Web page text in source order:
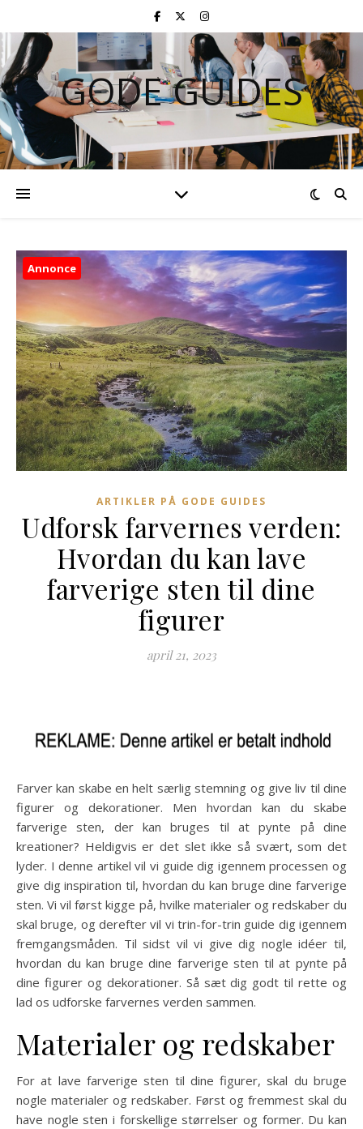
GODE GUIDES
Annonce
ARTIKLER PÅ GODE GUIDES
Udforsk farvernes verden:
Hvordan du kan lave
farverige sten til dine
figurer
april 21, 2023
Farver kan skabe en helt særlig stemning og give liv til dine
figurer og dekorationer. Men hvordan kan du skabe
farverige sten, der kan bruges til at pynte på dine
kreationer? Heldigvis er det slet ikke så svært, som det
lyder. I denne artikel vil vi guide dig igennem processen og
give dig inspiration til, hvordan du kan bruge dine farverige
sten. Vi vil først kigge på, hvilke materialer og redskaber du
skal bruge, og derefter vil vi trin-for-trin guide dig igennem
fremgangsmåden. Til sidst vil vi give dig nogle idéer til,
hvordan du kan bruge dine farverige sten til at pynte på
dine figurer og dekorationer. Så sæt dig godt til rette og
lad os udforske farvernes verden sammen.
Materialer og redskaber
For at lave farverige sten til dine figurer, skal du bruge
nogle materialer og redskaber. Først og fremmest skal du
have nogle sten i forskellige størrelser og former. Du kan